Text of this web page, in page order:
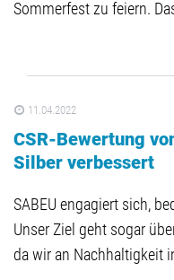
Sommerfest zu feiern.
11.04.2022
CSR-Bewertung
Silber verbessert
SABEU engagiert sich,
Unser Ziel geht sogar
da wir an Nachhaltigkeit